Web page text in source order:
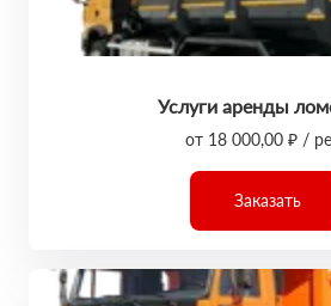
Услуги аренды
от 18 000,00 ₽ /
Заказать